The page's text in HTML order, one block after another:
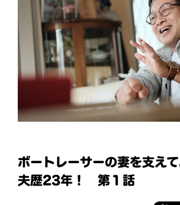
ボートレーサーの妻を支え
夫歴23年！ 第１話